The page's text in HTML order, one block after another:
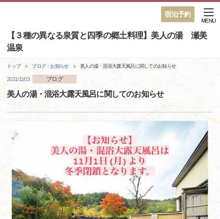
宿泊予約
【３種の異なる泉質と四季の郷土料理】美人の湯 瀬美
温泉
MENU
トップ ブログ・お知らせ 美人の湯・混浴大露天風呂に関してのお知らせ
2021/11/03 ブログ
美人の湯・混浴大露天風呂に関してのお知らせ